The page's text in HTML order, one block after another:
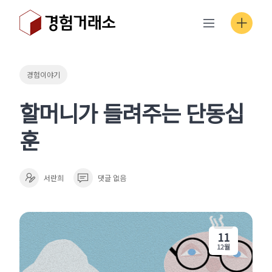
content
경험이야기
할머니가 들려주는 단동십
훈
서란희 댓글 없음
11
12월